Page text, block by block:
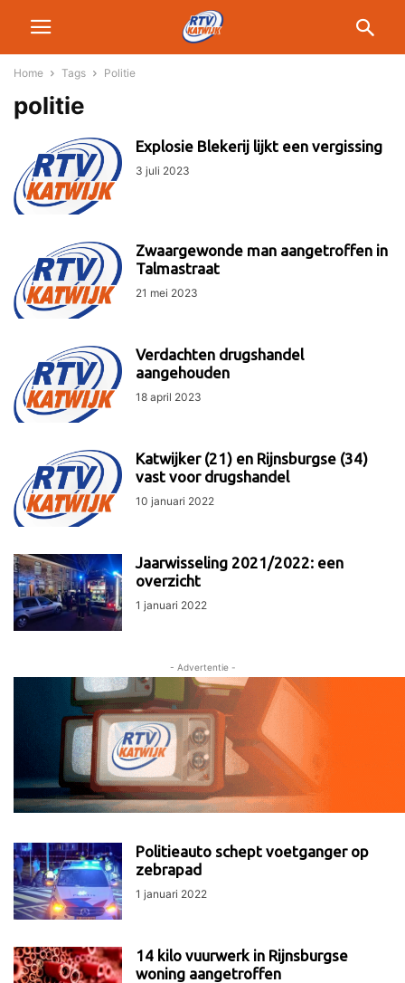
Home Tags Politie
politie
Explosie Blekerij lijkt een vergissing
3 juli 2023
Zwaargewonde man aangetroffen in
Talmastraat
21 mei 2023
Verdachten drugshandel
aangehouden
18 april 2023
Katwijker (21) en Rijnsburgse (34)
vast voor drugshandel
10 januari 2022
Jaarwisseling 2021/2022: een
overzicht
1 januari 2022
- Advertentie -
Politieauto schept voetganger op
zebrapad
1 januari 2022
14 kilo vuurwerk in Rijnsburgse
woning aangetroffen